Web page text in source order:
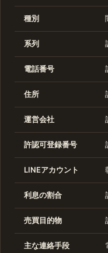
種別
系列
電話番号
住所
運営会社
許認可登録番号
LINEアカウント
利息の割合
売買目的物
主な連絡手段